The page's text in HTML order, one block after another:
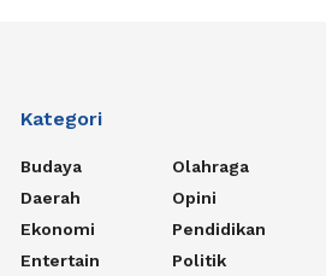
Kategori
Budaya
Daerah
Ekonomi
Entertain
Olahraga
Opini
Pendidikan
Politik